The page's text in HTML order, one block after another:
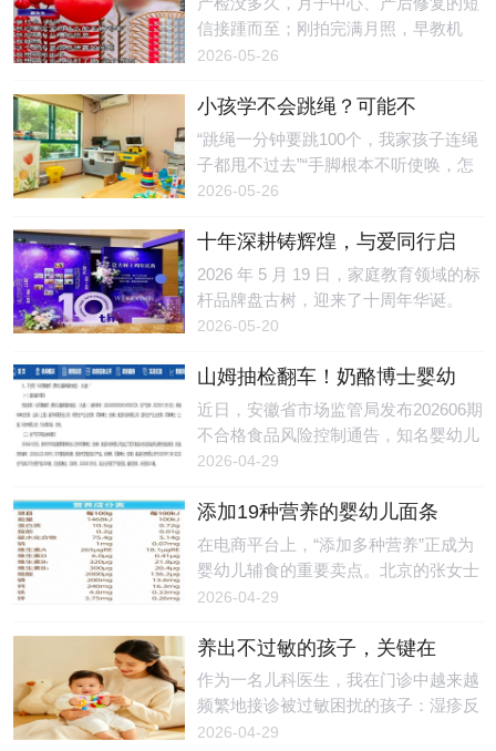
此次签约的五位运动员，分别来自跳
水、健美操、跆拳道、速度滑冰、艺术
体操五大高强度运动项目。长期高密度
驻“科技阅读角”，为孩子们打造了一方
探索科学的阅读天地。深圳市科协党组
会副主席石兴中，以及全市各区科协与
科技部门负责人、市级科普基地及市属
学会代表、学校师生等200余人共同见
证了这一时刻。从“生态”到“科技”：一
份书单的五年进化“小鹏友科技书单”的
私的黑色产业链
信接踵而至；刚拍完满月照，早教机
构、家政服务的电话轮番轰炸……这
父母。有人或许以为，这只是“大数据
营销”，殊不知，这种精准骚扰背后可
能隐藏着一条将个人信息明码标价的黑
色产业链。近日，济南市槐荫区人民法
关于儿童摄影店老板非法收集、出售客
户信息的刑事案件，此案再次引发公众
对母婴信息泄露的关注。倒卖2万余条
客户信息摄影店主非法牟利获刑案情显
示，赵某是一家儿童摄影店的老板。
2026-05-26
小孩学不会跳绳？可能不
是“笨”，而是感统失调！苏州感
统训练指南来了
“跳绳一分钟要跳100个，我家孩子连绳
子都甩不过去”“手脚根本不听使唤，怎
么教都学不会”——每到开学季的体能
家长的朋友圈。为什么别的孩子轻松就
能连跳几十个，自家孩子却像“手脚分
家”一样？问题的根源可能不在“练得不
够”，而在大脑对身体信号的整合出了
感统失调？感觉统合（简称“感统”），
各感官传来的信息进行整理、分析和处
理，并指挥身体做出适应性反应的能
力。当这套系统运转不畅时，孩子就会
2026-05-26
十年深耕铸辉煌，与爱同行启
新章——盘古树十周年庆典圆
满举行
2026 年 5 月 19 日，家庭教育领域的标
杆品牌盘古树，迎来了十周年华诞。
以“十年深耕，与爱同行 ”为主题的十周
全国各大名校、知名企业、合作机构等
逾 500位各界名流嘉宾齐聚一堂，共同
见证这一里程碑式的荣耀时刻，为盘古
树十年深耕家庭教育的非凡成就而喝
实力，立行业标杆十年，足以让一颗种
在时光的淬炼中，成长为一个行业的标
杆。盘古树，作为广东广播电视台指定
的家庭教育基地，自创立之初，便肩负
2026-05-20
山姆抽检翻车！奶酪博士婴幼
儿辅食总钠不合格，2589盒已
流入市场
近日，安徽省市场监管局发布202606期
不合格食品风险控制通告，知名婴幼儿
辅食品牌奶酪博士旗下一款婴幼儿罐装
（上海）超市有限责任公司抽检检出，
总钠指标未达标准，婴幼儿食品安全风
险引发社会广泛关注。通告明确，此次
不合格产品为“A2奶酪酸奶（婴幼儿罐
（安徽）食品科技有限公司生产、奶酪
博士（上海）科技有限公司（以下简
称“奶酪博士”）委托代工，生产日期为
2025年11月12日，被抽样单位为山姆
（上海）超市有限责任公司，核心不合
2026-04-29
添加19种营养的婴幼儿面条
是“智商税”？专家：非普遍必
需，少量补充也有意义
在电商平台上，“添加多种营养”正成为
婴幼儿辅食的重要卖点。北京的张女士
（化姓）在选购婴幼儿面条时发现，不
签，从维生素A、B、D，到钙、铁、
锌，再到DHA、益生元，产品标签上的
营养成分越来越丰富。但张女士了解
过，上述成分中，如维生素B具有较强
2026-04-29
养出不过敏的孩子，关键在
于“平衡”
作为一名儿科医生，我在门诊中越来越
频繁地接诊被过敏困扰的孩子：湿疹反
复发作让孩子夜晚难以安睡，食物过敏
2026-04-29